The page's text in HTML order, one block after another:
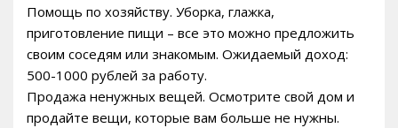
Помощь по хозяйству. Уборка, глажка,
приготовление пищи – все это можно предложить
своим соседям или знакомым. Ожидаемый доход:
500-1000 рублей за работу.
Продажа ненужных вещей. Осмотрите свой дом и
продайте вещи, которые вам больше не нужны.